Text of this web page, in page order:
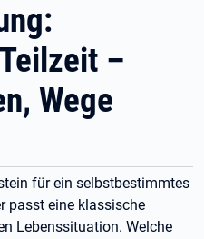
–
Wege
für ein selbstbestimmtes
passt eine klassische
Lebenssituation. Welche